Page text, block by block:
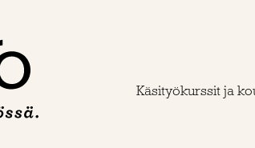
Käsityökurssit ja